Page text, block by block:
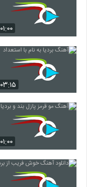
۰۱:۰۰
۰۳:۱۵
۰۱:۰۰